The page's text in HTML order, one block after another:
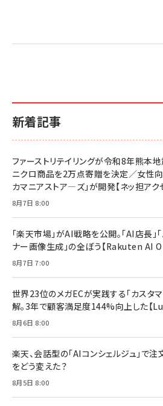
新着記事
ファーストリテイリングが令和8年熊本
ニクロ商品を2万点寄贈を決定／女性向
カマニアストア―ズ」が開発【ネッ担アク
8月7日 8:00
「楽天市場」がAI戦略を公開。「AI店長」
ナー画像生成」の全ぼう【Rakuten AI
8月7日 7:00
世界23位のメガECが実践する「カスタ
解。3年で顧客満足度144%向上した【
8月6日 8:00
楽天、会話型の「AIコンシェルジュ」で
をどう変えた？
8月5日 8:00